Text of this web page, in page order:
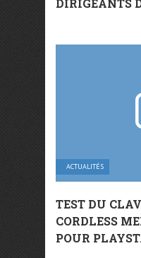
DIRIGEANTS
ACTUALITÉS
TEST DU
CORDLESS
POUR